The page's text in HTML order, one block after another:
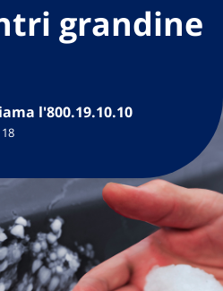
grandine
l'800.19.10.10